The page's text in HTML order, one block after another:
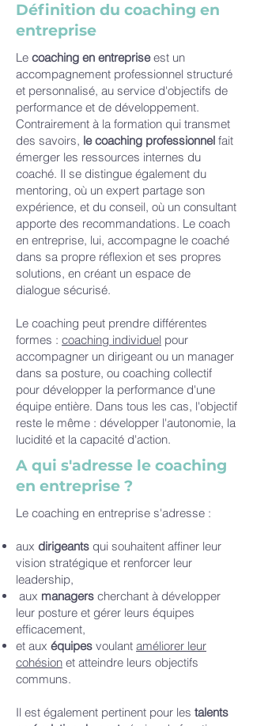
Définition du coaching en
entreprise
Le coaching en entrepriseest un
accompagnement professionnel structuré
et personnalisé, au service d'objectifs de
performance et de développement.
Contrairement à la formation qui transmet
des savoirs, le coaching professionnel fait
émerger les ressources internes du
coaché. Il se distingue également du
mentoring, où un expert partage son
expérience, et du conseil, où un consultant
apporte des recommandations. Le coach
en entreprise, lui, accompagne le coaché
dans sa propre réflexion et ses propres
solutions, en créant un espace de
dialogue sécurisé.
Le coaching peut prendre différentes
formes : coaching individuel pour
accompagner un dirigeant ou un manager
dans sa posture, ou coaching collectif
pour développer la performance d'une
équipe entière. Dans tous les cas, l'objectif
reste le même : développer l'autonomie, la
lucidité et la capacité d'action.
A qui s'adresse le coaching
en entreprise ?
Le coaching en entreprise s'adresse :
aux dirigeants qui souhaitent affiner leur
vision stratégique et renforcer leur
leadership,
aux managers cherchant à développer
leur posture et gérer leurs équipes
efficacement,
et aux équipes voulant améliorer leur
cohésion et atteindre leurs objectifs
communs.
Il est également pertinent pour les talents